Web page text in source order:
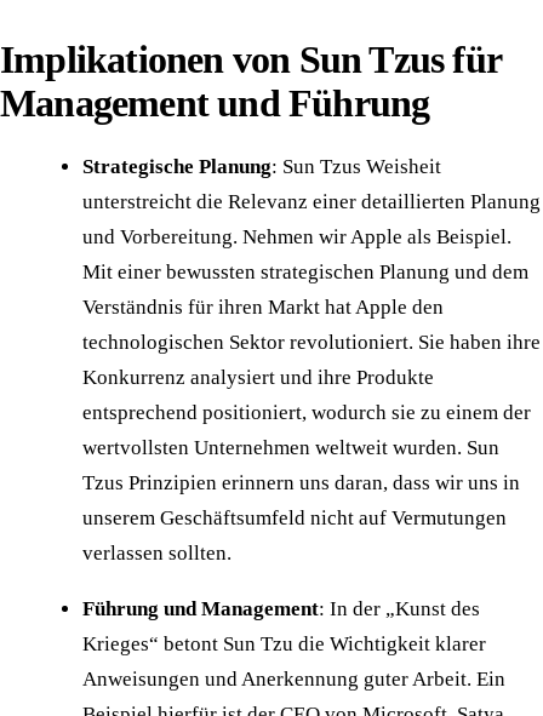
Implikationen von Sun Tzus für
Management und Führung
Strategische Planung: Sun Tzus Weisheit
unterstreicht die Relevanz einer detaillierten Planung
und Vorbereitung. Nehmen wir Apple als Beispiel.
Mit einer bewussten strategischen Planung und dem
Verständnis für ihren Markt hat Apple den
technologischen Sektor revolutioniert. Sie haben ihre
Konkurrenz analysiert und ihre Produkte
entsprechend positioniert, wodurch sie zu einem der
wertvollsten Unternehmen weltweit wurden. Sun
Tzus Prinzipien erinnern uns daran, dass wir uns in
unserem Geschäftsumfeld nicht auf Vermutungen
verlassen sollten.
Führung und Management: In der „Kunst des
Krieges“ betont Sun Tzu die Wichtigkeit klarer
Anweisungen und Anerkennung guter Arbeit. Ein